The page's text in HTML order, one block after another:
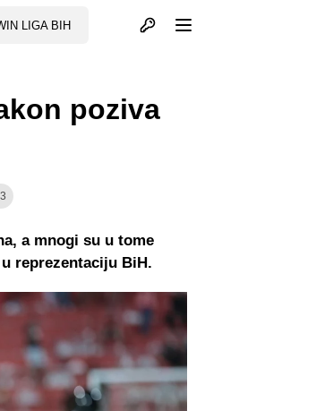
LIGA BIH Otvori profil
poziva
a mnogi su u tome
reprezentaciju BiH.